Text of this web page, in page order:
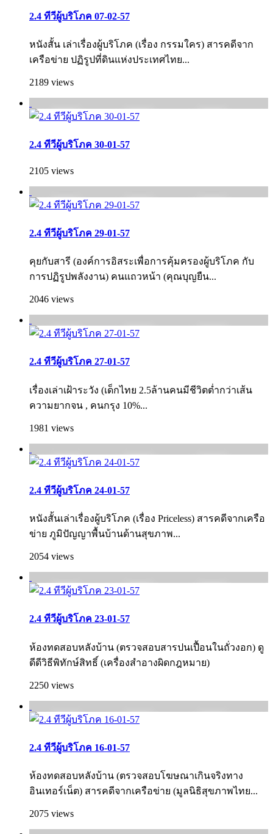
2.4 ทีวีผู้บริโภค 07-02-57
หนังสั้น เล่าเรื่องผู้บริโภค (เรื่อง กรรมใคร) สารคดีจาก
เครือข่าย ปฏิรูปที่ดินแห่งประเทศไทย...
2189 views
2.4 ทีวีผู้บริโภค 30-01-57
2105 views
2.4 ทีวีผู้บริโภค 29-01-57
คุยกับสารี (องค์การอิสระเพื่อการคุ้มครองผู้บริโภค กั­บ
การปฏิรูปพลังงาน) คนแถวหน้า (คุณบุญยืน...
2046 views
2.4 ทีวีผู้บริโภค 27-01-57
เรื่องเล่าเฝ้าระวัง (เด็กไทย 2.5ล้านคนมีชีวิตต่ำกว่าเส้น
ความยากจน , คนกรุง 10%...
1981 views
2.4 ทีวีผู้บริโภค 24-01-57
หนังสั้นเล่าเรื่องผู้บริโภค (เรื่อง Priceless) สารคดีจากเครือ
ข่าย ภูมิปัญญาพื้นบ้านด้านสุขภาพ...
2054 views
2.4 ทีวีผู้บริโภค 23-01-57
ห้องทดสอบหลังบ้าน (ตรวจสอบสารปนเปื้อนในถั่วงอก) ดู
ดีดีวิธีพิทักษ์สิทธิ์ (เครื่องสำอางผิดกฎหมาย)
2250 views
2.4 ทีวีผู้บริโภค 16-01-57
ห้องทดสอบหลังบ้าน (ตรวจสอบโฆษณาเกินจริงทาง
อินเทอร์เน็ต) สารคดีจากเครือข่าย (มูลนิธิสุขภาพไทย...
2075 views